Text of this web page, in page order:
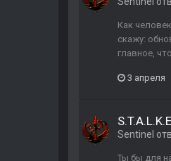
Как
скажу:
главное,
3 апреля
Sentinel
Ты бы для